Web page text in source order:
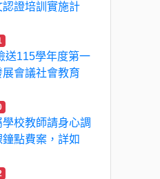
證培訓實施計
送115學年度第一
會議社會教育
校教師請身心調
點費案，詳如